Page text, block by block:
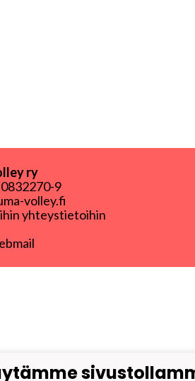
ry
0832270-9
volley.fi
yhteystietoihin